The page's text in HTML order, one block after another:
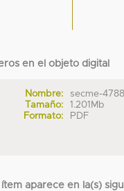
en el objeto digital
Nombre:
secme-
Tamaño:
1.201Mb
Formato:
PDF
ítem aparece en la(s)